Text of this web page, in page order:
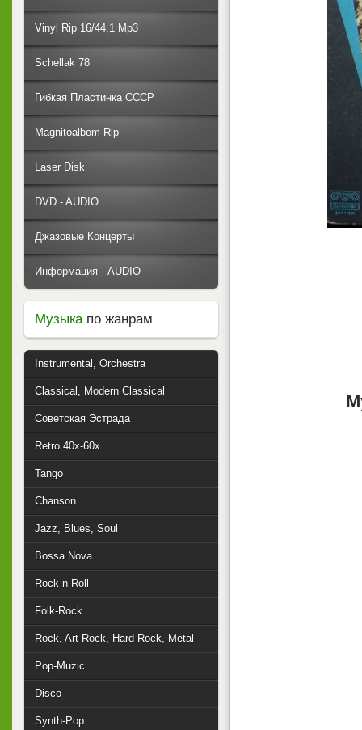
Vinyl Rip 16/44,1 Mp3
Schellak 78
Гибкая Пластинка СССР
Magnitoalbom Rip
Laser Disk
DVD - AUDIO
Джазовые Концерты
Информация - AUDIO
Музыкапо жанрам
Instrumental, Orchestra
Classical, Modern Classical
Советская Эстрада
Retro 40x-60x
Tango
Chanson
Jazz, Blues, Soul
Bossa Nova
Rock-n-Roll
Folk-Rock
Rock, Art-Rock, Hard-Rock, Metal
Pop-Muzic
Disco
Synth-Pop